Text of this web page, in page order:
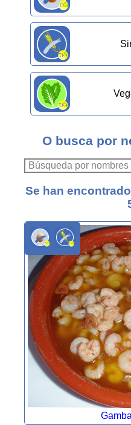
O busca por
Se han